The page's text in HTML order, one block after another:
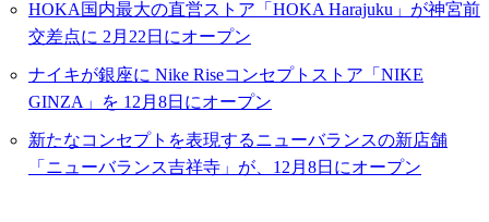
HOKA国内最大の直営ストア「HOKA Harajuku」が神宮前
交差点に 2月22日にオープン
ナイキが銀座に Nike Riseコンセプトストア「NIKE
GINZA」を 12月8日にオープン
新たなコンセプトを表現するニューバランスの新店舗
「ニューバランス吉祥寺」が、12月8日にオープン